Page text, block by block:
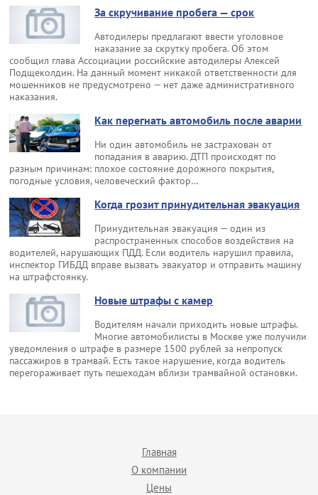
За скручивание пробега — срок
Автодилеры предлагают ввести уголовное
наказание за скрутку пробега. Об этом
сообщил глава Ассоциации российские автодилеры Алексей
Подщеколдин. На данный момент никакой ответственности для
мошенников не предусмотрено — нет даже административного
наказания.
Как перегнать автомобиль после аварии
Ни один автомобиль не застрахован от
попадания в аварию. ДТП происходят по
разным причинам: плохое состояние дорожного покрытия,
погодные условия, человеческий фактор…
Когда грозит принудительная эвакуация
Принудительная эвакуация — один из
распространенных способов воздействия на
водителей, нарушающих ПДД. Если водитель нарушил правила,
инспектор ГИБДД вправе вызвать эвакуатор и отправить машину
на штрафстоянку.
Новые штрафы с камер
Водителям начали приходить новые штрафы.
Многие автомобилисты в Москве уже получили
уведомления о штрафе в размере 1500 рублей за непропуск
пассажиров в трамвай. Есть такое нарушение, когда водитель
перегораживает путь пешеходам вблизи трамвайной остановки.
Главная
О компании
Цены